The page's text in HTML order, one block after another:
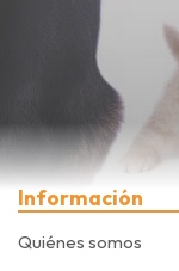
Información
Quiénes somos